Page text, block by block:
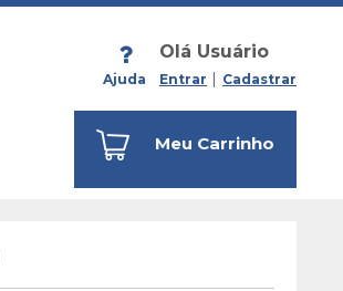
Ajuda
Olá Usuário
Entrar Cadastrar
Meu Carrinho